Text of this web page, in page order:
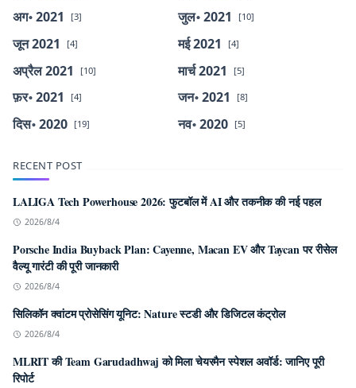
अग॰ 2021 [3] जुल॰ 2021 [10]
जून 2021 [4] मई 2021 [4]
अप्रैल 2021 [10] मार्च 2021 [5]
फ़र॰ 2021 [4] जन॰ 2021 [8]
दिस॰ 2020 [19] नव॰ 2020 [5]
RECENT POST
LALIGA Tech Powerhouse 2026: फुटबॉल में AI और तकनीक की नई पहल
2026/8/4
Porsche India Buyback Plan: Cayenne, Macan EV और Taycan पर रीसेल
वैल्यू गारंटी की पूरी जानकारी
2026/8/4
सिलिकॉन क्वांटम प्रोसेसिंग यूनिट: Nature स्टडी और डिजिटल कंट्रोल
2026/8/4
MLRIT की Team Garudadhwaj को मिला चेयरमैन स्पेशल अवॉर्ड: जानिए पूरी
रिपोर्ट